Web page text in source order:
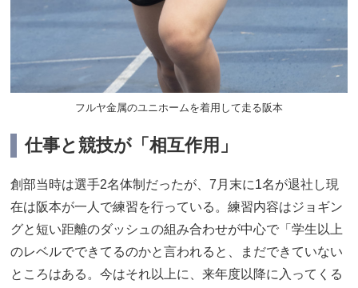
フルヤ金属のユニホームを着用して走る阪本
仕事と競技が「相互作用」
創部当時は選手2名体制だったが、7月末に1名が退社し現
在は阪本が一人で練習を行っている。練習内容はジョギン
グと短い距離のダッシュの組み合わせが中心で「学生以上
のレベルでできてるのかと言われると、まだできていない
ところはある。今はそれ以上に、来年度以降に入ってくる